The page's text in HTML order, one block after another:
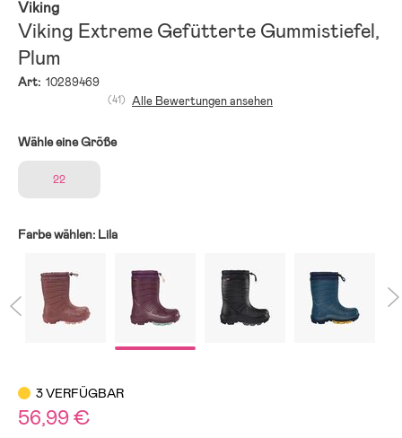
Viking
Viking Extreme Gefütterte Gummistiefel,
Plum
Art: 10289469
(41) Alle Bewertungen ansehen
Wähle eine Größe
22
Farbe wählen: Lila
3 VERFÜGBAR
56,99 €